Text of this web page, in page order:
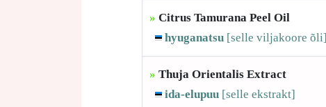
» Citrus Tamurana Peel Oil
hyuganatsu [selle viljakoore õli]
» Thuja Orientalis Extract
ida-elupuu [selle ekstrakt]